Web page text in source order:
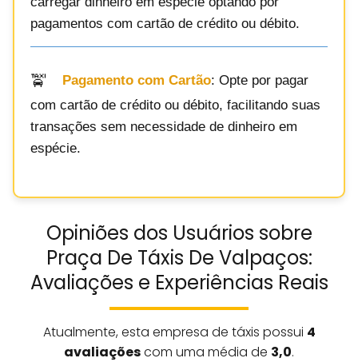
pagamentos com cartão de crédito ou débito.
Pagamento com Cartão: Opte por pagar
com cartão de crédito ou débito, facilitando suas
transações sem necessidade de dinheiro em
espécie.
Opiniões dos Usuários sobre
Praça De Táxis De Valpaços:
Avaliações e Experiências Reais
Atualmente, esta empresa de táxis possui 4
avaliaçõescom uma média de 3,0.